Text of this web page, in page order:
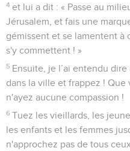
4 et lui a dit : « Passe au
Jérusalem, et fais une
gémissent et se lamentent à
s'y commettent ! »
5 Ensuite, je l’ai entendu dire
dans la ville et frappez ! Que
n'ayez aucune compassion !
6 Tuez les vieillards, les
les enfants et les femmes
n'approchez pas de tous